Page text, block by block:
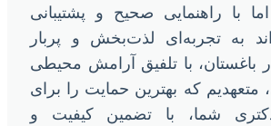
راهنمایی صحیح و پشتیبانی
تجربه‌ای لذت‌بخش و پربار
با تلفیق آرامش محیطی
که بهترین حمایت را برای
شما، با تضمین کیفیت و